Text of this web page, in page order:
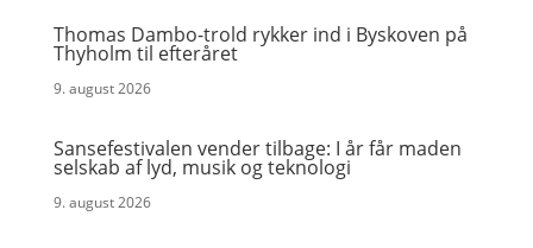
Thomas Dambo-trold rykker ind i Byskoven på
Thyholm til efteråret
9. august 2026
Sansefestivalen vender tilbage: I år får maden
selskab af lyd, musik og teknologi
9. august 2026